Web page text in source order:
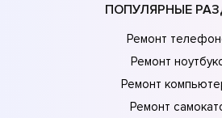
ПОПУЛЯРНЫЕ
Ремонт
Ремонт
Ремонт
Ремонт